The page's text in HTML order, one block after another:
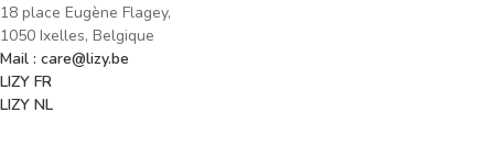
18 place Eugène Flagey,
1050 Ixelles, Belgique
Mail : care@lizy.be
LIZY FR
LIZY NL